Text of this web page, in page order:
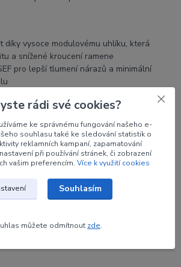
díky vysoce modulovému uhlíku, která
a snížené kroucení ramene
pro lepší tlumení nárazů a minimální
teplotách
WIAWIS
rádi své cookies?
ke správnému fungování našeho e-
souhlasu také ke sledování statistik o
reklamních kampaní, zapamatování
při používání stránek, či zobrazení
vašim preferencím. Více k využití cookies
Souhlasím
můžete odmítnout zde.